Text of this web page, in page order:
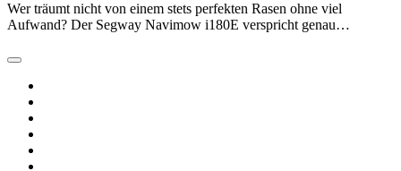
Wer träumt nicht von einem stets perfekten Rasen ohne viel
Aufwand? Der Segway Navimow i180E verspricht genau…